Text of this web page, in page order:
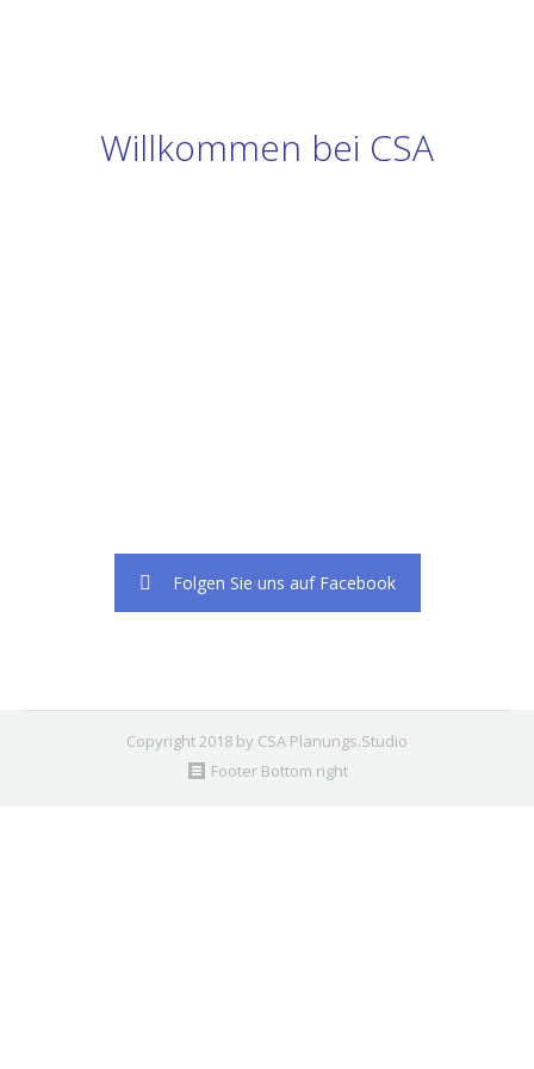
Willkommen bei CSA
Folgen Sie uns auf Facebook
Copyright 2018 by CSA Planungs.Studio
Footer Bottom right